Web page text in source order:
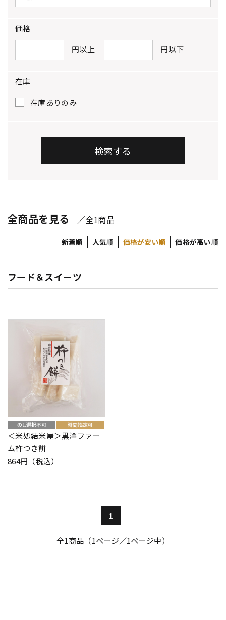
価格
円以上
円以下
在庫
在庫ありのみ
全商品を見る ／全1商品
新着順 人気順 価格が安い順 価格が高い順
フード＆スイーツ
＜米処結米屋＞黒澤ファー
ム杵つき餅
864円（税込）
1
全1商品（1ページ／1ページ中）